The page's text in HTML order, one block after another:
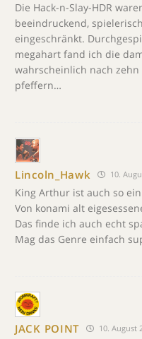
Die Hack-n-Slay-HDR
beeindruckend,
eingeschränkt.
megahart fand ich die
wahrscheinlich nach
pfeffern…
Lincoln_Hawk 10.
King Arthur ist auch so
Von konami alt
Das finde ich auch echt
Mag das Genre einfach
JACK POINT 10. August